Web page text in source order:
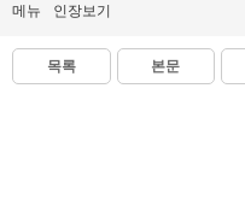
메뉴 인장보기
목록 본문